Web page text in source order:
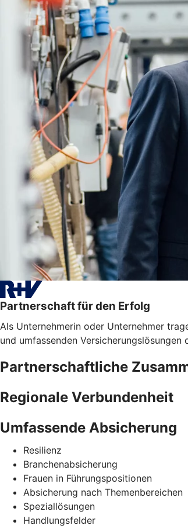
Partnerschaft für den Erfolg
Als Unternehmerin oder Unternehmer
und umfassenden Versicherungslösungen
Partnerschaftliche
Regionale Verbundenheit
Umfassende Absicherung
Resilienz
Branchenabsicherung
Frauen in Führungspositionen
Absicherung nach Themenbereichen
Speziallösungen
Handlungsfelder